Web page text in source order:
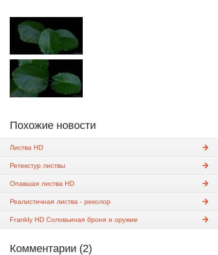
Похожие новости
Листва HD
Ретекстур листвы
Опавшая листва HD
Реалистичная листва - реколор
Frankly HD Соловьиная броня и оружие
Комментарии (2)